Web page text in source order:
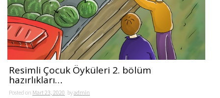
Resimli Çocuk Öyküleri 2. bölüm
hazırlıkları…
Posted on Mart 23, 2020 byadmin